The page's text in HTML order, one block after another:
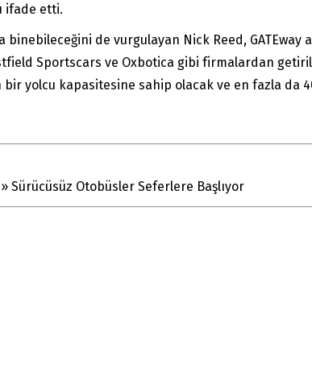
ifade etti.
binebileceğini de vurgulayan Nick Reed, GATEway
Sportscars ve Oxbotica gibi firmalardan
yolcu kapasitesine sahip olacak ve en fazla da
» Sürücüsüz Otobüsler Seferlere Başlıyor